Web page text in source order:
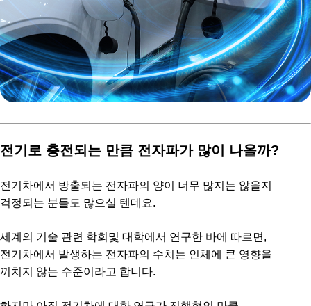
전기로 충전되는 만큼 전자파가 많이 나올까?
전기차에서 방출되는 전자파의 양이 너무 많지는 않을지
걱정되는 분들도 많으실 텐데요.
세계의 기술 관련 학회및 대학에서 연구한 바에 따르면,
전기차에서 발생하는 전자파의 수치는 인체에 큰 영향을
끼치지 않는 수준이라고 합니다.